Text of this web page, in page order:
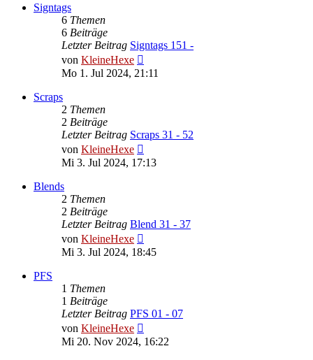
Signtags
6 Themen
6 Beiträge
Letzter Beitrag Signtags 151 -
von KleineHexe
Beitrag
Mo 1. Jul 2024, 21:11
Scraps
2 Themen
2 Beiträge
Letzter Beitrag Scraps 31 - 52
von KleineHexe
Beitrag
Mi 3. Jul 2024, 17:13
Blends
2 Themen
2 Beiträge
Letzter Beitrag Blend 31 - 37
von KleineHexe
Beitrag
Mi 3. Jul 2024, 18:45
PFS
1 Themen
1 Beiträge
Letzter Beitrag PFS 01 - 07
von KleineHexe
Beitrag
Mi 20. Nov 2024, 16:22